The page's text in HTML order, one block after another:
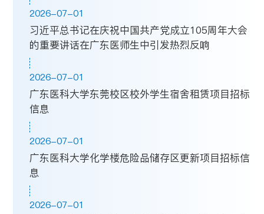
2026-07-01
习近平总书记在庆祝中国共产党成立105周年大会
的重要讲话在广东医师生中引发热烈反响
2026-07-01
广东医科大学东莞校区校外学生宿舍租赁项目招标
信息
2026-07-01
广东医科大学化学楼危险品储存区更新项目招标信
息
2026-07-01